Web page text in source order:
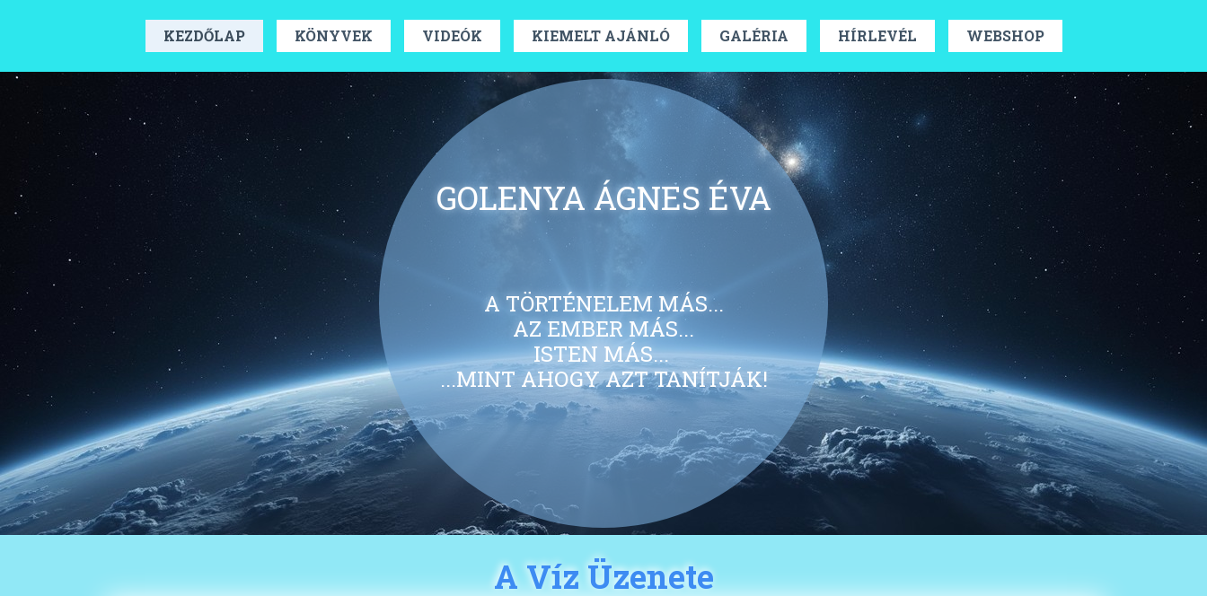
KEZDŐLAP KÖNYVEK VIDEÓK KIEMELT AJÁNLÓ GALÉRIA HÍRLEVÉL WEBSHOP
GOLENYA ÁGNES ÉVA
A TÖRTÉNELEM MÁS...
AZ EMBER MÁS...
ISTEN MÁS...
...MINT AHOGY AZT TANÍTJÁK!
A Víz Üzenete